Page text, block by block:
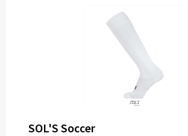
SOL'S Soccer